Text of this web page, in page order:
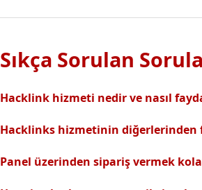
Sıkça Sorulan
Hacklink hizmeti nedir ve nasıl
backlinklerle sitenizin arama
sıralamalarınız hızlıca yükselir.
Hacklinks hizmetinin diğerlerinden
riski olmadan, en kaliteli ve etkili
Profesyonel ekibimizle hızlı destek
Panel üzerinden sipariş vermek
Hacklinks paneli kullanıcı dostu